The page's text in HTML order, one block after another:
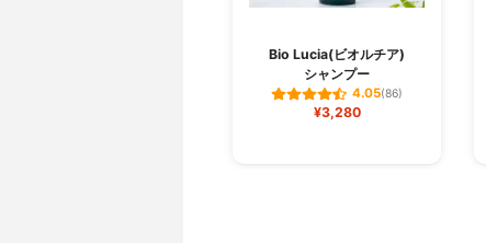
Bio Lucia(ビオルチア)
シャンプー
4.05(86)
¥3,280